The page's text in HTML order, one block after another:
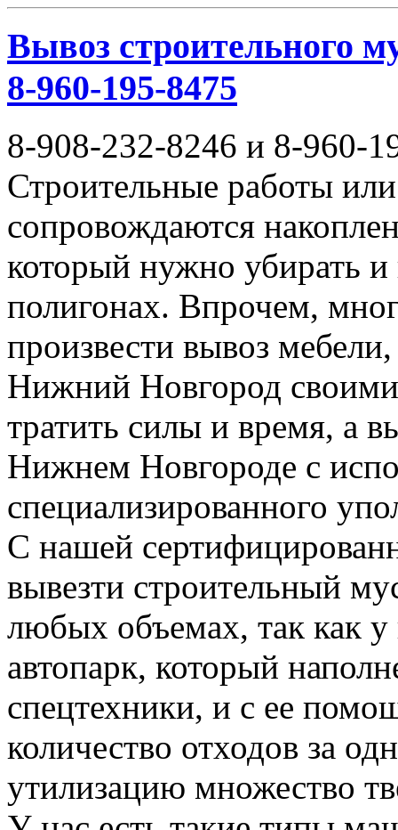
Вывоз строительного
8-960-195-8475
8-908-232-8246 и 8-960-
Строительные работы
сопровождаются
который нужно убирать
полигонах. Впрочем,
произвести вывоз
Нижний Новгород
тратить силы и время, а
Нижнем Новгороде с
специализированного
С нашей
вывезти строительный
любых объемах, так как
автопарк, который
спецтехники, и с ее
количество отходов за
утилизацию множество